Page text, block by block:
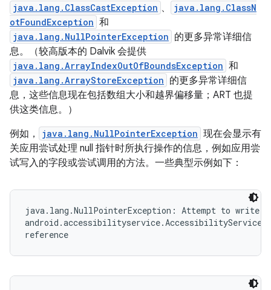
java.lang.ClassCastException 、
java.lang.ClassN
otFoundException 和
java.lang.NullPointerException 的更多异常详细信
息。（较高版本的 Dalvik 会提供
java.lang.ArrayIndexOutOfBoundsException 和
java.lang.ArrayStoreException 的更多异常详细信
息，这些信息现在包括数组大小和越界偏移量；ART 也提
供这类信息。）
例如，
java.lang.NullPointerException 现在会显示有
关应用尝试处理 null 指针时所执行操作的信息，例如应用尝
试写入的字段或尝试调用的方法。一些典型示例如下：
java.lang.NullPointerException: Attempt to
reference